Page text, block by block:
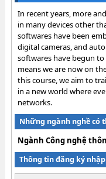
In recent years, more
in many devices other
softwares have been
digital cameras, and
softwares have begun
means we are now on
this course, we aim to
in a new world where
networks.
Những ngành nghề có
Ngành Công nghệ
Thông tin đăng ký